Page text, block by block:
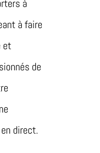
à
à faire
et
de
direct.